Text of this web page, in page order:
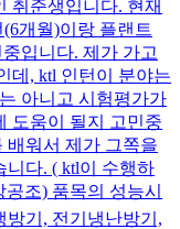
취준생입니다. 현재
개월)이랑 플랜트
입니다. 제가 가고
데, ktl 인턴이 분야는
아니고 시험평가가
도움이 될지 고민중
배워서 제가 그쪽을
니다. ( ktl이 수행하
조) 품목의 성능시
방기, 전기냉난방기,